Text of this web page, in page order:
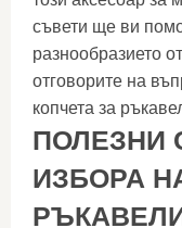
съвети ще ви
разнообразието
отговорите на
копчета за
ПОЛЕЗНИ
ИЗБОРА